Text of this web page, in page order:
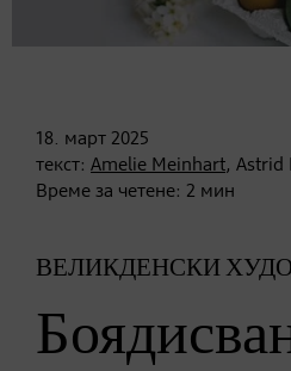
18. март 2025
текст: Amelie Meinhart, Astrid
Време за четене: 2 мин
ВЕЛИКДЕНСКИ